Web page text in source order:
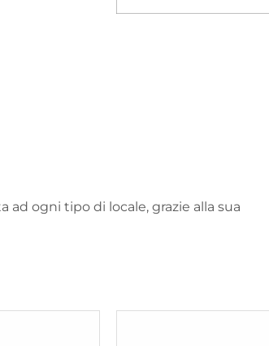
ad ogni tipo di locale, grazie alla sua